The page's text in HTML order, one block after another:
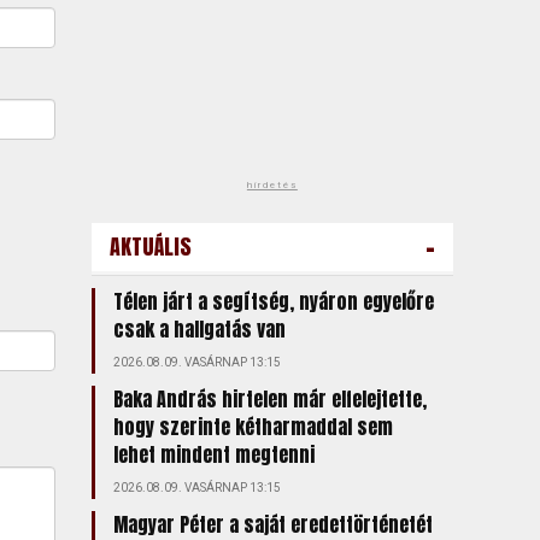
hirdetés
AKTUÁLIS -
Télen járt a segítség, nyáron egyelőre
csak a hallgatás van
2026.08.09. VASÁRNAP 13:15
Baka András hirtelen már elfelejtette,
hogy szerinte kétharmaddal sem
lehet mindent megtenni
2026.08.09. VASÁRNAP 13:15
Magyar Péter a saját eredettörténetét